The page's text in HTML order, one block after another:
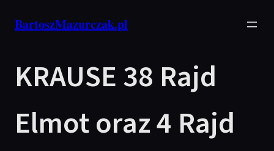
BartoszMazurczak.pl
KRAUSE 38 Rajd
Elmot oraz 4 Rajd